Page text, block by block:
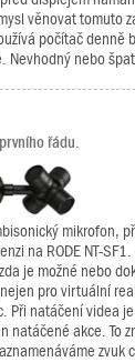
věnovat tomuto
počítač
Nevhodný nebo
řádu.
mikrofon,
na RODE NT-
je možné nebo
pro virtuální
Při natáčení videa
natáčené akce. To
zvuk